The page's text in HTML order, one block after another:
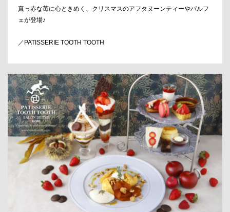
真っ赤な苺に心ときめく、クリスマスのアフタヌーンティーやパルフ
ェが登場♪
／PATISSERIE TOOTH TOOTH